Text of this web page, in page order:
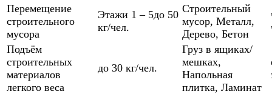
Перемещение
строительного
мусора
Этажи 1 – 5до 50
кг/чел.
Строительный
мусор, Металл,
Дерево, Бетон
Подъём
строительных
материалов
легкого веса
до 30 кг/чел.
Груз в ящиках/
мешках,
Напольная
плитка, Ламинат